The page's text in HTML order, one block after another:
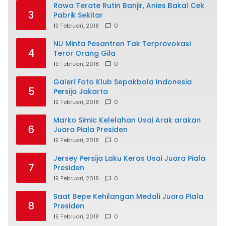
3
Rawa Terate Rutin Banjir, Anies Bakal Cek
Pabrik Sekitar
19 Februari, 2018 0
4
NU Minta Pesantren Tak Terprovokasi
Teror Orang Gila
19 Februari, 2018 0
5
Galeri Foto Klub Sepakbola Indonesia
Persija Jakarta
19 Februari, 2018 0
6
Marko Simic Kelelahan Usai Arak arakan
Juara Piala Presiden
19 Februari, 2018 0
7
Jersey Persija Laku Keras Usai Juara Piala
Presiden
19 Februari, 2018 0
8
Saat Bepe Kehilangan Medali Juara Piala
Presiden
19 Februari, 2018 0